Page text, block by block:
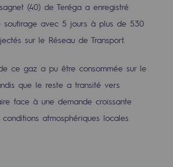
CH4, H2 et CO2
d’énergies
(40) de Teréga a enregistré
soutirage avec 5 jours à plus de 530
sur le Réseau de Transport.
ce gaz a pu être consommée sur le
que le reste a transité vers
face à une demande croissante
atmosphériques locales